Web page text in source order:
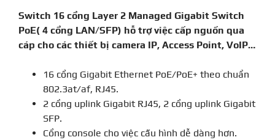
Switch 16 cổng Layer 2 Managed Gigabit Switch
PoE( 4 cổng LAN/SFP) hỗ trợ việc cấp nguồn qua
cáp cho các thiết bị camera IP, Access Point, VoIP…
16 cổng Gigabit Ethernet PoE/PoE+ theo chuẩn
802.3at/af, RJ45.
2 cổng uplink Gigabit RJ45, 2 cổng uplink Gigabit
SFP.
Cổng console cho việc cấu hình dễ dàng hơn.